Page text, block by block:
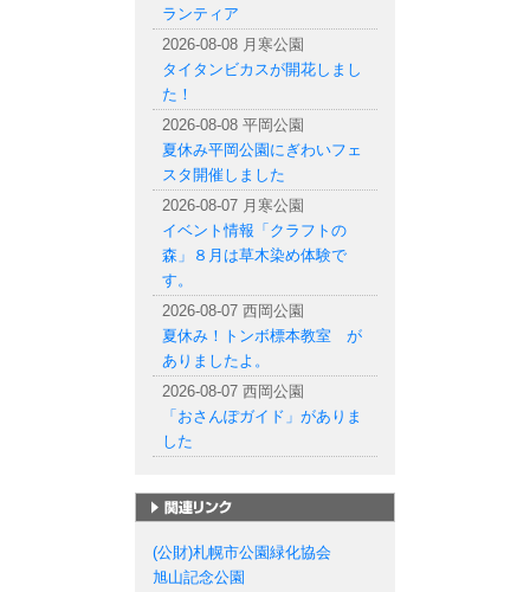
ランティア
2026-08-08 月寒公園
タイタンビカスが開花しまし
た！
2026-08-08 平岡公園
夏休み平岡公園にぎわいフェ
スタ開催しました
2026-08-07 月寒公園
イベント情報「クラフトの
森」８月は草木染め体験で
す。
2026-08-07 西岡公園
夏休み！トンボ標本教室 が
ありましたよ。
2026-08-07 西岡公園
「おさんぽガイド」がありま
した
(公財)札幌市公園緑化協会
旭山記念公園